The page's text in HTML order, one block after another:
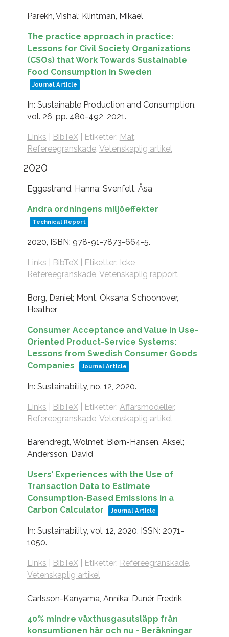
Parekh, Vishal; Klintman, Mikael
The practice approach in practice:
Lessons for Civil Society Organizations
(CSOs) that Work Towards Sustainable
Food Consumption in Sweden
Journal Article
In: Sustainable Production and Consumption,
vol. 26, pp. 480-492, 2021.
Links BibTeX| Etiketter: Mat,
Refereegranskade, Vetenskaplig artikel
2020
Eggestrand, Hanna; Svenfelt, Åsa
Andra ordningens miljöeffekter
Technical Report
2020, ISBN: 978-91-7873-664-5.
Links BibTeX| Etiketter: Icke
Refereegranskade, Vetenskaplig rapport
Borg, Daniel; Mont, Oksana; Schoonover,
Heather
Consumer Acceptance and Value in Use-
Oriented Product-Service Systems:
Lessons from Swedish Consumer Goods
Companies
Journal Article
In: Sustainability, no. 12, 2020.
Links BibTeX| Etiketter: Affärsmodeller,
Refereegranskade, Vetenskaplig artikel
Barendregt, Wolmet; Biørn-Hansen, Aksel;
Andersson, David
Users’ Experiences with the Use of
Transaction Data to Estimate
Consumption-Based Emissions in a
Carbon Calculator
Journal Article
In: Sustainability, vol. 12, 2020, ISSN: 2071-
1050.
Links BibTeX| Etiketter: Refereegranskade,
Vetenskaplig artikel
Carlsson-Kanyama, Annika; Dunér, Fredrik
40% mindre växthusgasutsläpp från
konsumtionen här och nu - Beräkningar